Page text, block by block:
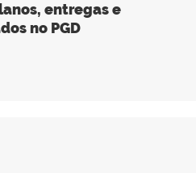
entregas e
no PGD